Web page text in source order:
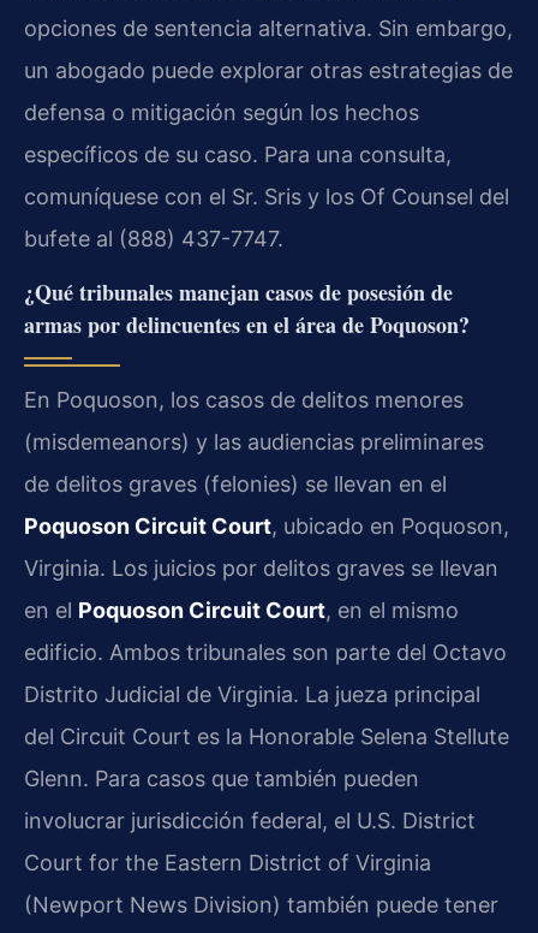
opciones de sentencia alternativa. Sin embargo,
un abogado puede explorar otras estrategias de
defensa o mitigación según los hechos
específicos de su caso. Para una consulta,
comuníquese con el Sr. Sris y los Of Counsel del
bufete al (888) 437-7747.
¿Qué tribunales manejan casos de posesión de
armas por delincuentes en el área de Poquoson?
En Poquoson, los casos de delitos menores
(misdemeanors) y las audiencias preliminares
de delitos graves (felonies) se llevan en el
Poquoson Circuit Court, ubicado en Poquoson,
Virginia. Los juicios por delitos graves se llevan
en el Poquoson Circuit Court, en el mismo
edificio. Ambos tribunales son parte del Octavo
Distrito Judicial de Virginia. La jueza principal
del Circuit Court es la Honorable Selena Stellute
Glenn. Para casos que también pueden
involucrar jurisdicción federal, el U.S. District
Court for the Eastern District of Virginia
(Newport News Division) también puede tener